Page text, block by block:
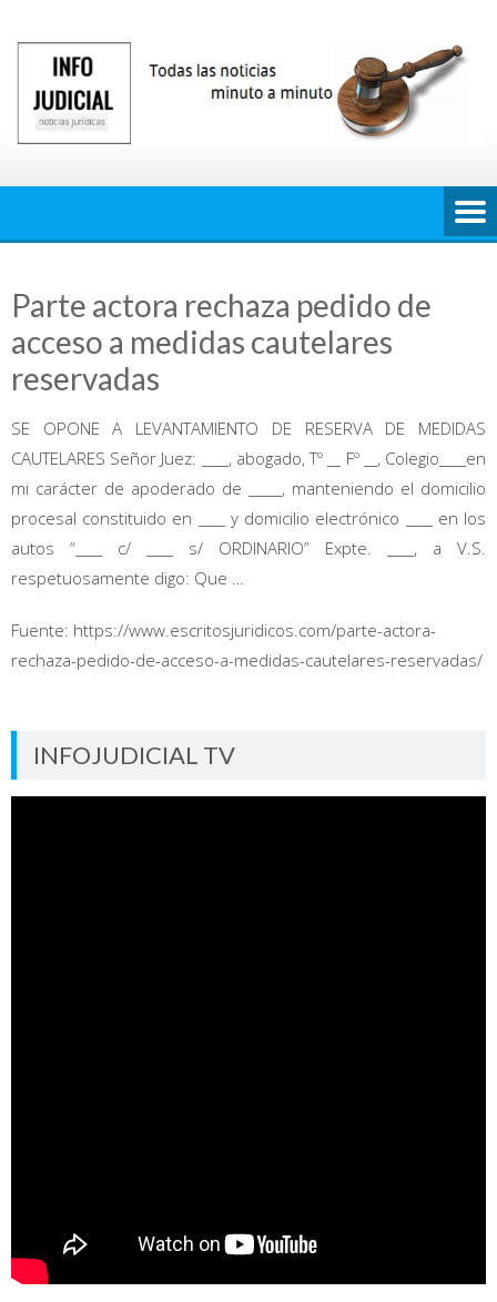
contenido
Parte actora rechaza pedido de
acceso a medidas cautelares
reservadas
SE OPONE A LEVANTAMIENTO DE RESERVA DE MEDIDAS
CAUTELARES Señor Juez: ____, abogado, Tº __ Fº __, Colegio____en
mi carácter de apoderado de _____, manteniendo el domicilio
procesal constituido en ____ y domicilio electrónico ____ en los
autos “____ c/ ____ s/ ORDINARIO” Expte. ____, a V.S.
respetuosamente digo: Que …
Fuente: https://www.escritosjuridicos.com/parte-actora-
rechaza-pedido-de-acceso-a-medidas-cautelares-reservadas/
INFOJUDICIAL TV